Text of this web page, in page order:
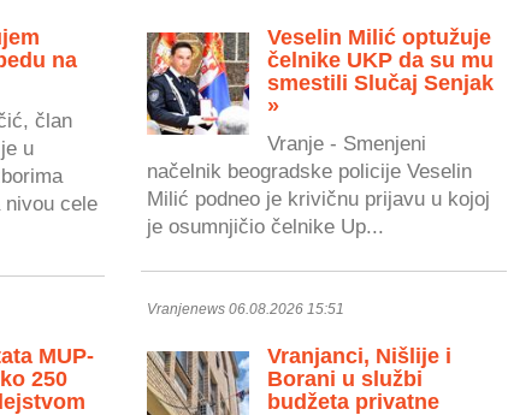
na
član
u
nivou cele
Veselin Milić optužuje
čelnike UKP da su mu
smestili Slučaj Senjak
»
Vranje - Smenjeni
načelnik beogradske policije Veselin
Milić podneo je krivičnu prijavu u kojoj
je osumnjičio čelnike Up...
MUP-
250
Vranjenews 06.08.2026 15:51
Vranjanci, Nišlije i
Borani u službi
budžeta privatne